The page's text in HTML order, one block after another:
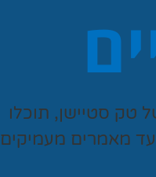
טק סטיישן, תוכלו
מאמרים מעמיקים